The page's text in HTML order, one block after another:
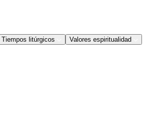
Tiempos litúrgicos Valores espiritualidad